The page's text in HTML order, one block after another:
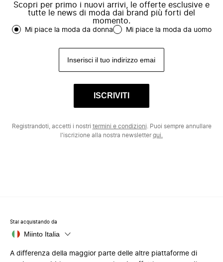
Scopri per primo i nuovi arrivi, le offerte esclusive e
tutte le news di moda dai brand più forti del
momento.
Mi piace la moda da donna Mi piace la moda da uomo
ISCRIVITI
Registrandoti, accetti i nostri termini e condizioni . Puoi sempre annullare
l'iscrizione alla nostra newsletterqui.
Stai acquistando da
Miinto Italia
A differenza della maggior parte delle altre piattaforme di